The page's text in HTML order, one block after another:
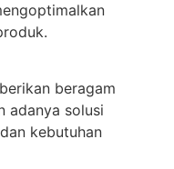
beragam
adanya solusi
kebutuhan